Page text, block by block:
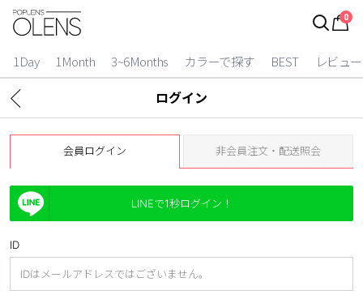
0
1Day 1Month 3~6Months カラーで探す BEST レビュー
ログイン
カラコン比較
今月限定特典
カラコン
1 Day
2 Weeks
1 Month
3~6 Months
ログイン
会員ログイン 非会員注文・配送照会
LINEで1秒ログイン！
ID